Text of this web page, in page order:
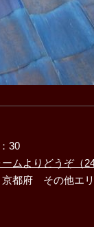
30
ームよりどうぞ（
京都府 その他エ